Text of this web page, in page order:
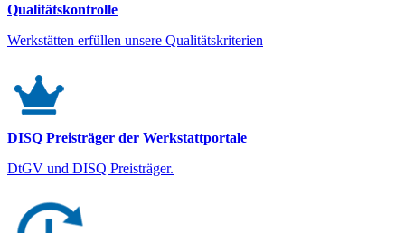
Qualitätskontrolle
Werkstätten erfüllen unsere Qualitätskriterien
DISQ Preisträger der Werkstattportale
DtGV und DISQ Preisträger.